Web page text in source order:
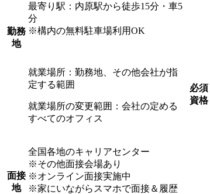
勤務
地
最寄り駅：内原駅から徒歩15分・車5
分
※構内の無料駐車場利用OK
就業場所：勤務地、その他会社が指
定する範囲
就業場所の変更範囲：会社の定める
すべてのオフィス
面接
地
全国各地のキャリアセンター
※その他面接会場あり
※オンライン面接実施中
※家にいながらスマホで面接＆履歴
必須
資格